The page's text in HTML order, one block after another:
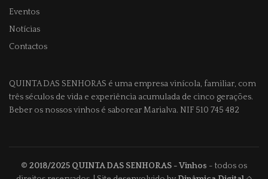
Eventos
Notícias
Contactos
QUINTA DAS SENHORAS é uma empresa vinícola, familiar, com
três séculos de vida e experiência acumulada de cinco gerações.
Beber os nossos vinhos é saborear Marialva. NIF 510 745 482
© 2018/2025 QUINTA DAS SENHORAS - Vinhos - todos os